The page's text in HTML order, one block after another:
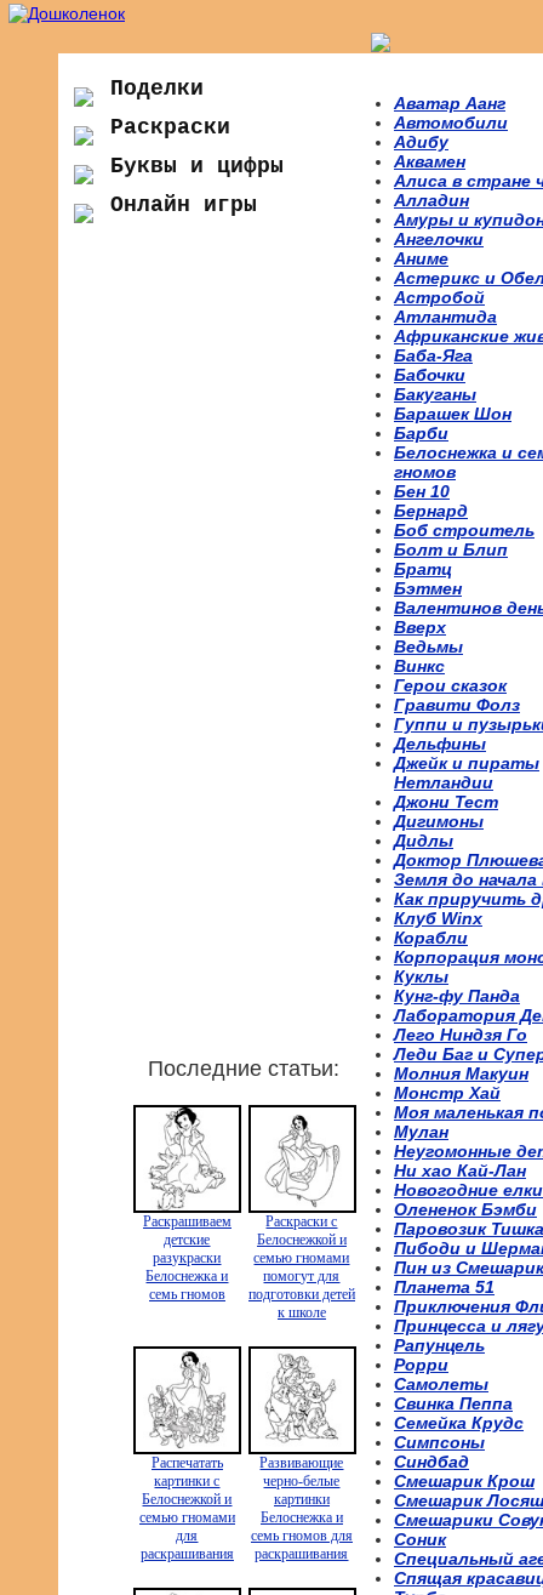
Поделки
Раскраски
Буквы и цифры
Онлайн игры
Последние статьи:
Раскрашиваем
детские
разукраски
Белоснежка и
семь гномов
Раскраски с
Белоснежкой и
семью гномами
помогут для
подготовки детей
к школе
Распечатать
картинки с
Белоснежкой и
семью гномами
для
раскрашивания
Развивающие
черно-белые
картинки
Белоснежка и
семь гномов для
раскрашивания
Аватар Аанг
Автомобили
Адибу
Аквамен
Алиса в стране
Алладин
Амуры и
Ангелочки
Аниме
Астерикс и
Астробой
Атлантида
Африканские
Баба-Яга
Бабочки
Бакуганы
Барашек Шон
Барби
Белоснежка и
гномов
Бен 10
Бернард
Боб строитель
Болт и Блип
Братц
Бэтмен
Валентинов
Вверх
Ведьмы
Винкс
Герои сказок
Гравити Фолз
Гуппи и
Дельфины
Джейк и пираты
Нетландии
Джони Тест
Дигимоны
Дидлы
Доктор
Земля до начала
Как приручить
Клуб Winx
Корабли
Корпорация
Куклы
Кунг-фу Панда
Лаборатория
Лего Ниндзя Го
Леди Баг и
Молния Макуин
Монстр Хай
Моя маленькая
Мулан
Неугомонные
Ни хао Кай-Лан
Новогодние елки
Олененок Бэмби
Паровозик Тишка
Пибоди и
Пин из
Планета 51
Приключения
Принцесса и
Рапунцель
Рорри
Самолеты
Свинка Пеппа
Семейка Крудс
Симпсоны
Синдбад
Смешарик Крош
Смешарик Лосяш
Смешарики
Соник
Специальный
Спящая